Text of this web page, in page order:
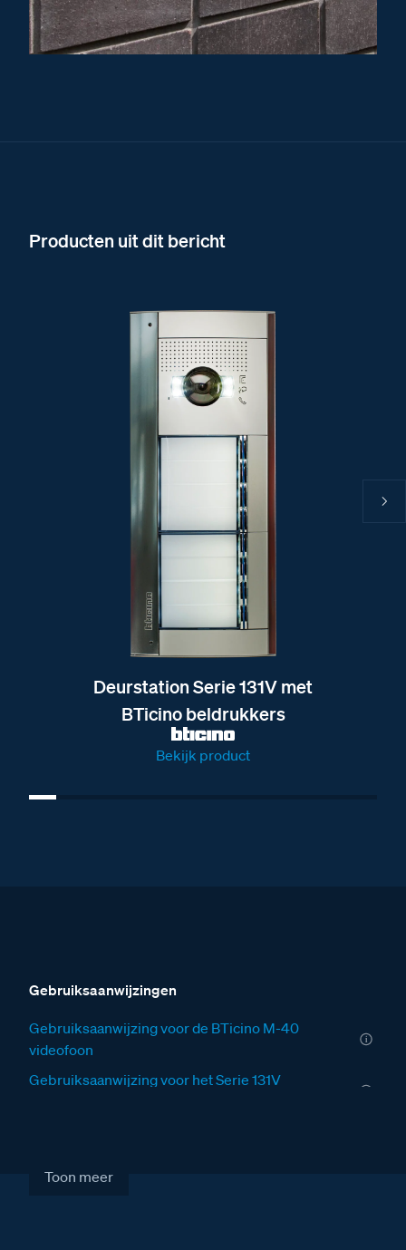
Producten uit dit bericht
Deurstation Serie 131V met
BTicino beldrukkers
Bekijk product
Gebruiksaanwijzingen
Gebruiksaanwijzing voor de BTicino M-40
videofoon
Gebruiksaanwijzing voor het Serie 131V
Installatiewijzer VER
Toon meer